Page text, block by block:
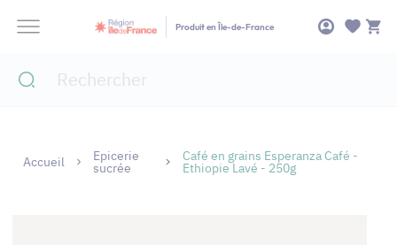
Produit en Île-de-France
Accueil Epicerie
sucrée
Café en grains Esperanza Café -
Ethiopie Lavé - 250g